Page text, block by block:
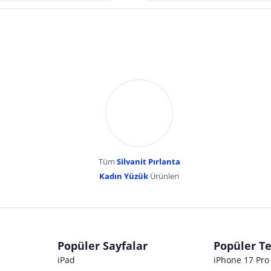
Tüm Silvanit Pırlanta
Kadın Yüzük Ürünleri
Popüler Sayfalar
iPad
Popüler
iPhone 17